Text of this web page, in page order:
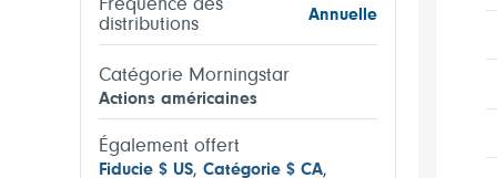
Fréquence des
distributions
Annuelle
Catégorie Morningstar
Actions américaines
Également offert
Fiducie $ US, Catégorie $ CA,